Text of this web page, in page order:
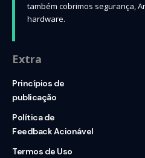
também cobrimos segurança,
hardware.
Extra
Princípios de
publicação
Política de
Feedback Acionável
Termos de Uso